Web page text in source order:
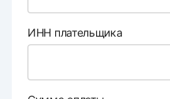
ИНН плательщика